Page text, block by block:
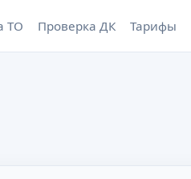
ТО Проверка ДК Тарифы